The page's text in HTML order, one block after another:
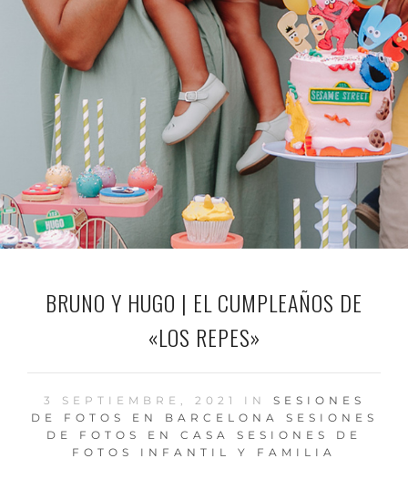
BRUNO Y HUGO | EL CUMPLEAÑOS DE
«LOS REPES»
3 SEPTIEMBRE, 2021 IN SESIONES
DE FOTOS EN BARCELONA
SESIONES
DE FOTOS EN CASA
SESIONES DE
FOTOS INFANTIL Y FAMILIA